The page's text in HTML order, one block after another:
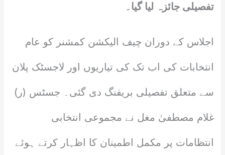
تفصیلی جائزہ لیا گیا۔
اجلاس کے دوران چیف الیکشن کمشنر کو عام
انتخابات کی اب تک کی تیاریوں اور لاجسٹک پلان
سے متعلق تفصیلی بریفنگ دی گئی۔ جسٹس (ر)
غلام مصطفیٰ مغل نے مجموعی انتخابی
انتظامات پر مکمل اطمینان کا اظہار کرتے ہوئے